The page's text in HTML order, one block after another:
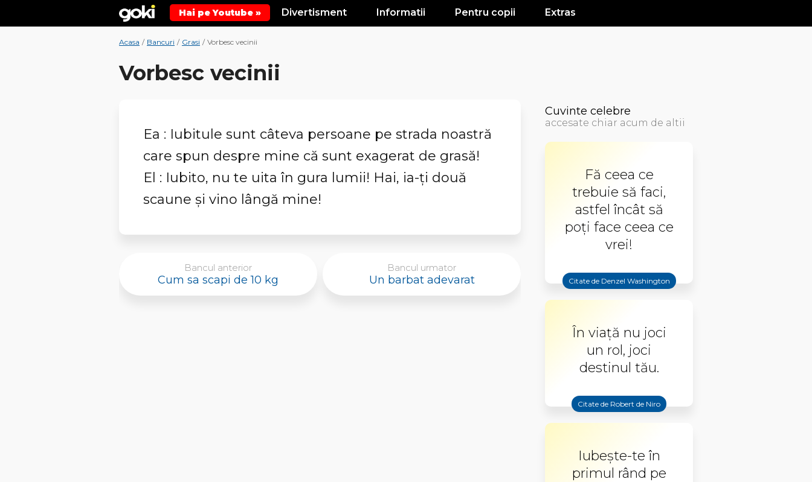
Hai pe Youtube » Divertisment Informatii Pentru copii Extras
Acasa / Bancuri / Grasi / Vorbesc vecinii
Vorbesc vecinii
Ea : Iubitule sunt câteva persoane pe strada noastră
care spun despre mine că sunt exagerat de grasă!
El : Iubito, nu te uita în gura lumii! Hai, ia-ți două
scaune și vino lângă mine!
Bancul anterior
Cum sa scapi de 10 kg
Bancul urmator
Un barbat adevarat
Cuvinte celebre
accesate chiar acum de altii
Fă ceea ce
trebuie să faci,
astfel încât să
poţi face ceea ce
vrei!
Citate de Denzel Washington
În viaţă nu joci
un rol, joci
destinul tău.
Citate de Robert de Niro
Iubește-te în
primul rând pe